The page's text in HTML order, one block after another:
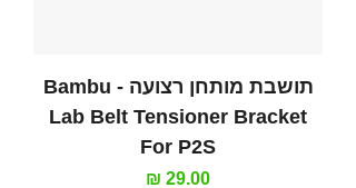
תושבת מותחן רצועה - Bambu
Lab Belt Tensioner Bracket
For P2S
מחיר